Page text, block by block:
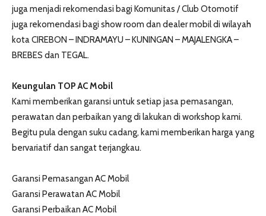
juga menjadi rekomendasi bagi Komunitas / Club Otomotif
juga rekomendasi bagi show room dan dealer mobil di wilayah
kota CIREBON – INDRAMAYU – KUNINGAN – MAJALENGKA –
BREBES dan TEGAL.
Keungulan TOP AC Mobil
Kami memberikan garansi untuk setiap jasa pemasangan,
perawatan dan perbaikan yang di lakukan di workshop kami.
Begitu pula dengan suku cadang, kami memberikan harga yang
bervariatif dan sangat terjangkau.
Garansi Pemasangan AC Mobil
Garansi Perawatan AC Mobil
Garansi Perbaikan AC Mobil